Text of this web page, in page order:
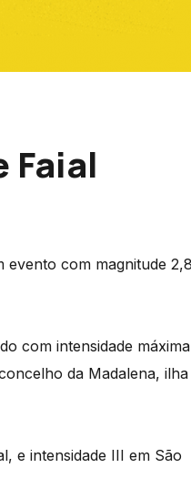
Faial
evento com magnitude 2,8
com intensidade
da Madalena,
e intensidade III em São